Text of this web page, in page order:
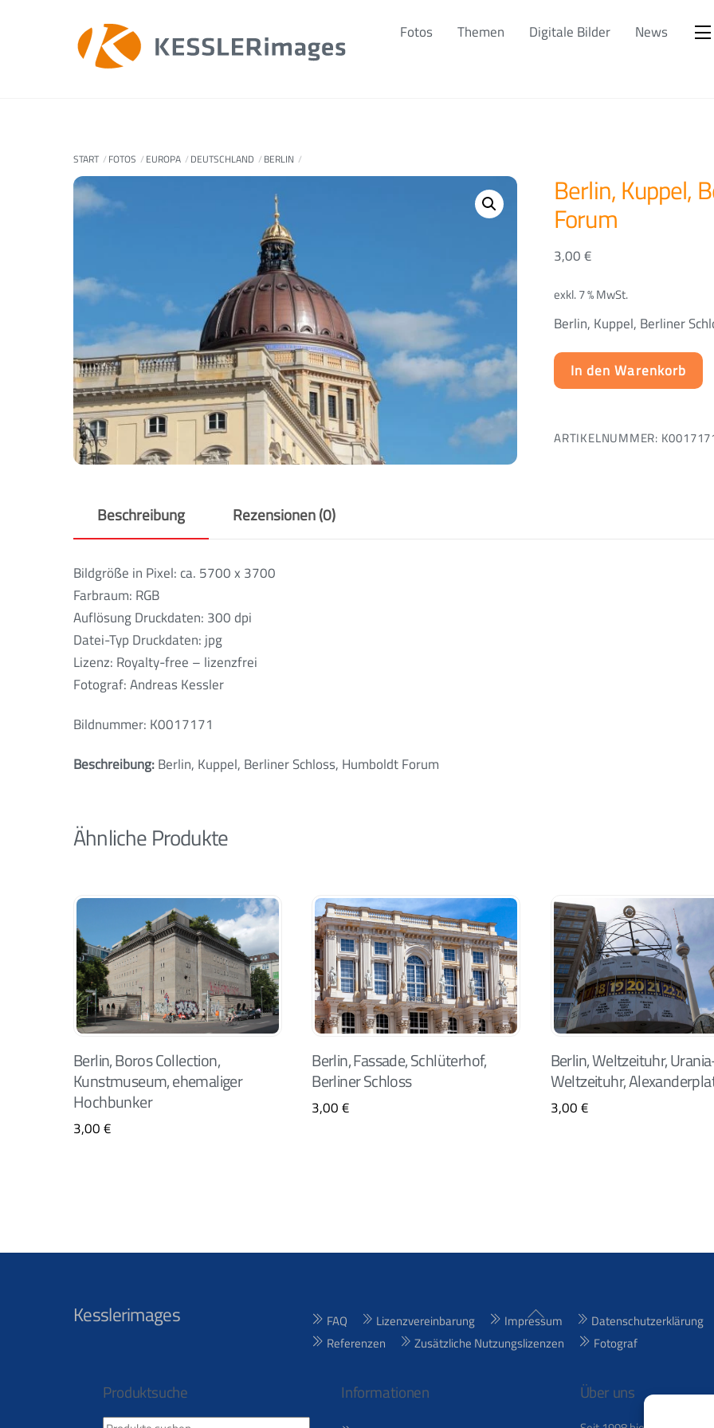
Fotos Themen Digitale Bilder News
START FOTOS EUROPA DEUTSCHLAND BERLIN
Berlin, Kuppel,
Forum
3,00€
exkl. 7 % MwSt.
Berlin, Kuppel, Berliner
In den Warenkorb
ARTIKELNUMMER:
Beschreibung Rezensionen (0)
Bildgröße in Pixel: ca. 5700 x 3700
Farbraum: RGB
Auflösung Druckdaten: 300 dpi
Datei-Typ Druckdaten: jpg
Lizenz: Royalty-free – lizenzfrei
Fotograf: Andreas Kessler
Bildnummer: K0017171
Beschreibung:Berlin, Kuppel, Berliner Schloss, Humboldt Forum
Ähnliche Produkte
Berlin, Boros Collection,
Kunstmuseum, ehemaliger
Hochbunker
3,00€
Berlin, Fassade, Schlüterhof,
Berliner Schloss
3,00€
Berlin, Weltzeituhr,
Weltzeituhr,
3,00€
Back
Kesslerimages FAQ Lizenzvereinbarung Impressum
Datenschutzerklärung
Referenzen
Zusätzliche Nutzungslizenzen Fotograf
Produktsuche Informationen Über uns